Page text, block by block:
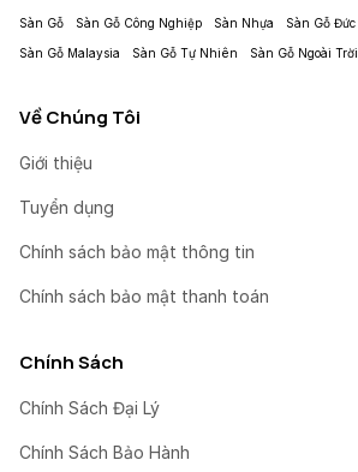
Sàn Gỗ Sàn Gỗ Công Nghiệp Sàn Nhựa Sàn Gỗ Đức
Sàn Gỗ Malaysia Sàn Gỗ Tự Nhiên Sàn Gỗ Ngoài Trời
Về Chúng Tôi
Giới thiệu
Tuyển dụng
Chính sách bảo mật thông tin
Chính sách bảo mật thanh toán
Chính Sách
Chính Sách Đại Lý
Chính Sách Bảo Hành